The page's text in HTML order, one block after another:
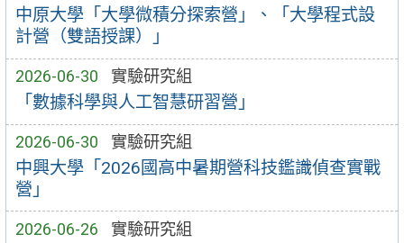
中原大學「大學微積分探索營」、「大學程式設
計營（雙語授課）」
2026-06-30 實驗研究組
「數據科學與人工智慧研習營」
2026-06-30 實驗研究組
中興大學「2026國高中暑期營科技鑑識偵查實戰
營」
2026-06-26 實驗研究組